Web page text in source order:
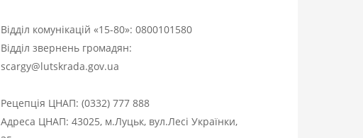
Відділ комунікацій «15-80»: 0800101580
Відділ звернень громадян:
scargy@lutskrada.gov.ua
Рецепція ЦНАП: (0332) 777 888
Адреса ЦНАП: 43025, м.Луцьк, вул.Лесі Українки,